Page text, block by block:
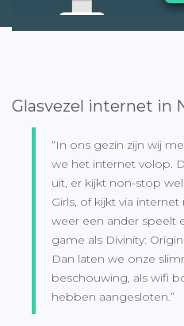
Glasvezel internet in
“In ons gezin zijn wij
we het internet volop.
uit, er kijkt non-stop
Girls, of kijkt via internet
weer een ander speelt
game als Divinity:
Dan laten we onze
beschouwing, als wifi
hebben aangesloten.”